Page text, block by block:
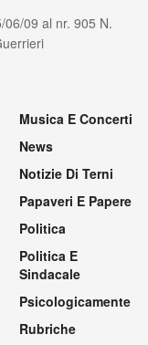
09 al nr. 905 N.
Musica E Concerti
News
Notizie Di Terni
Papaveri E Papere
Politica
Politica E
Sindacale
Psicologicamente
Rubriche